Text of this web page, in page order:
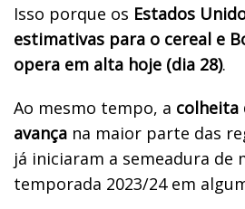
Isso porque os Estados
estimativas para o cereal e
opera em alta hoje (dia 28).
Ao mesmo tempo, a colheita
avança na maior parte das
já iniciaram a semeadura de
temporada 2023/24 em